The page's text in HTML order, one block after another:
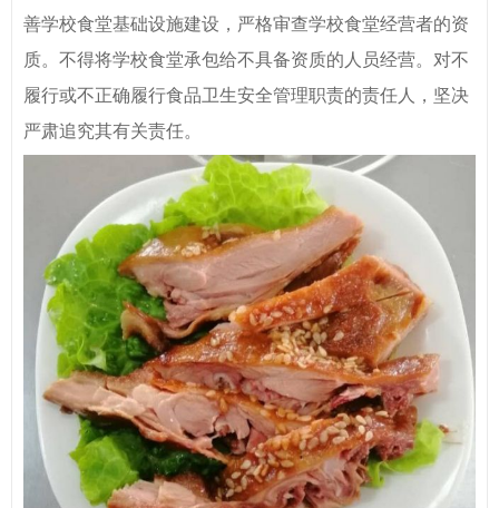
善学校食堂基础设施建设，严格审查学校食堂经营者的资
质。不得将学校食堂承包给不具备资质的人员经营。对不
履行或不正确履行食品卫生安全管理职责的责任人，坚决
严肃追究其有关责任。